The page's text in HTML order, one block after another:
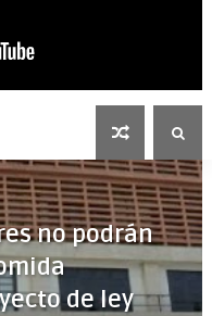
no podrán
de ley